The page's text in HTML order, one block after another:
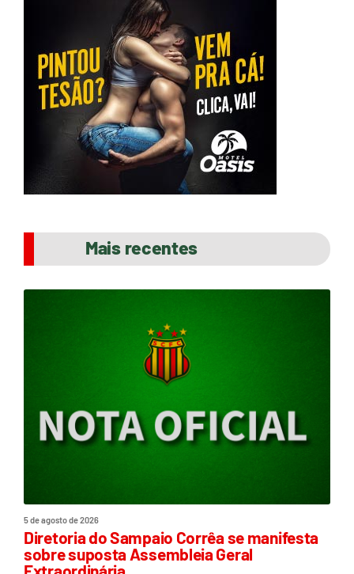
Mais recentes
5 de agosto de 2026
Diretoria do Sampaio Corrêa se manifesta
sobre suposta Assembleia Geral